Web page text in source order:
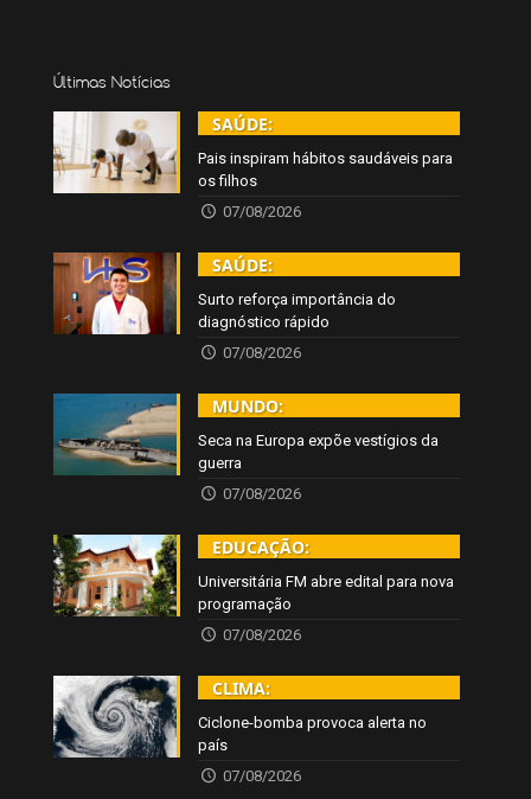
Últimas Notícias
SAÚDE:
Pais inspiram hábitos saudáveis para
os filhos
07/08/2026
SAÚDE:
Surto reforça importância do
diagnóstico rápido
07/08/2026
MUNDO:
Seca na Europa expõe vestígios da
guerra
07/08/2026
EDUCAÇÃO:
Universitária FM abre edital para nova
programação
07/08/2026
CLIMA:
Ciclone-bomba provoca alerta no
país
07/08/2026